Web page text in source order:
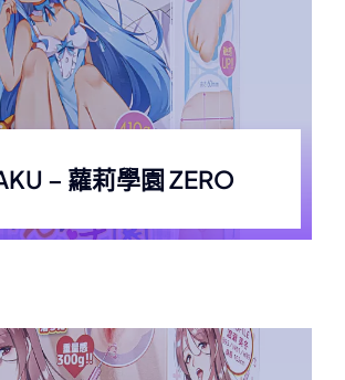
– 蘿莉學園 ZERO